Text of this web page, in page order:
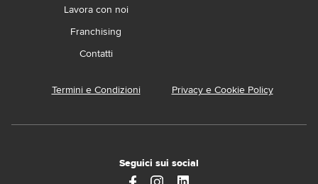
Lavora con noi
Franchising
Contatti
Termini e Condizioni Privacy e Cookie Policy
Seguici sui social